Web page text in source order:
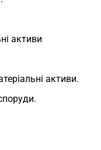
активи
активи.